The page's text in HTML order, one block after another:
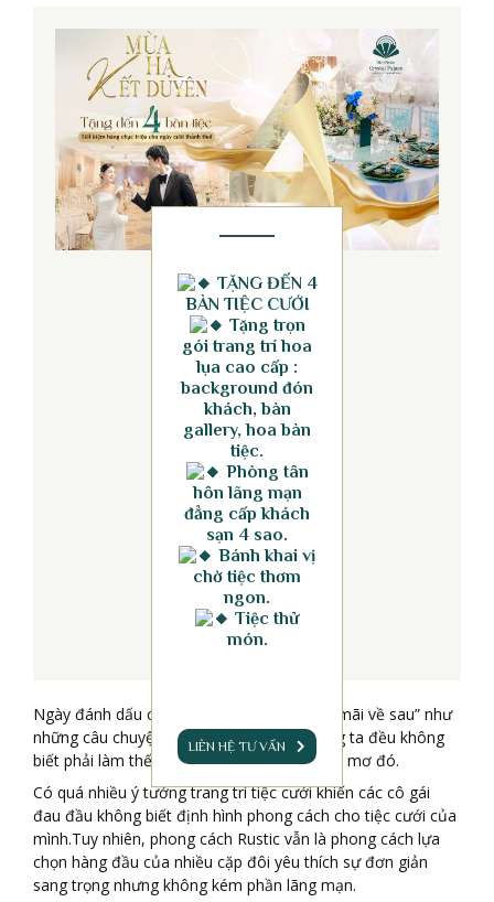
TẶNG ĐẾN 4
BÀN TIỆC CƯỚI
Tặng trọn
gói trang trí hoa
lụa cao cấp :
background đón
khách, bàn
gallery, hoa bàn
tiệc.
Phòng tân
hôn lãng mạn
đẳng cấp khách
sạn 4 sao.
Bánh khai vị
chờ tiệc thơm
ngon.
Tiệc thử
món.
LIÊN HỆ TƯ VẤN
Ngày đánh dấu cho cuộc sống “hạnh phúc mãi về sau” như
những câu chuyện cổ tích. Và hầu hết chúng ta đều không
biết phải làm thế nào để hiện thực hóa giấc mơ đó.
Có quá nhiều ý tưởng trang trí tiệc cưới khiến các cô gái
đau đầu không biết định hình phong cách cho tiệc cưới của
mình.Tuy nhiên, phong cách Rustic vẫn là phong cách lựa
chọn hàng đầu của nhiều cặp đôi yêu thích sự đơn giản
sang trọng nhưng không kém phần lãng mạn.